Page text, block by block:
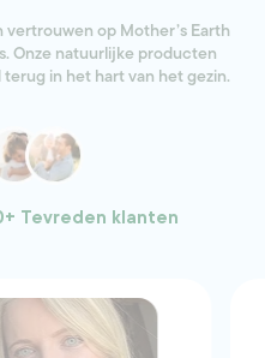
op Mother’s Earth
Onze natuurlijke producten
in het hart van het gezin.
Tevreden klanten